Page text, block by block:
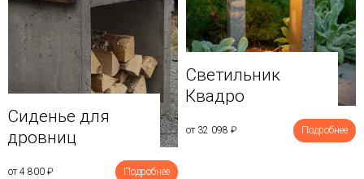
Сиденье для
дровниц
от 4 800 ₽ Подробнее
Светильник
Квадро
от 32 098 ₽ Подробнее